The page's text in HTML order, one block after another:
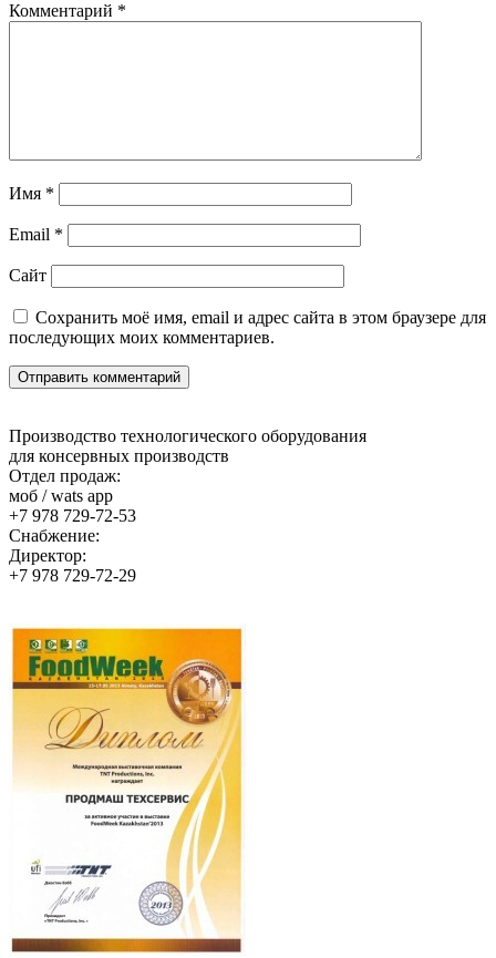
Комментарий *
Имя *
Email *
Сайт
Сохранить моё имя, email и адрес сайта в этом браузере для
последующих моих комментариев.
Производство технологического оборудования
для консервных производств
Отдел продаж:
моб / wats app
+7 978 729-72-53
Снабжение:
Директор:
+7 978 729-72-29